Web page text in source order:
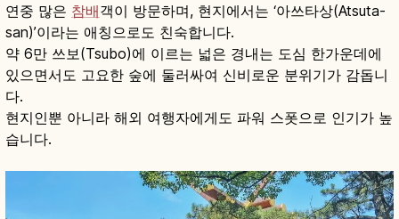
연중 많은 참배객이 방문하며, 현지에서는 ‘아쓰타상(Atsuta-
san)’이라는 애칭으로도 친숙합니다.
약 6만 쓰보(Tsubo)에 이르는 넓은 경내는 도심 한가운데에
있으면서도 고요한 숲에 둘러싸여 신비로운 분위기가 감돕니
다.
현지인뿐 아니라 해외 여행자에게도 파워 스폿으로 인기가 높
습니다.